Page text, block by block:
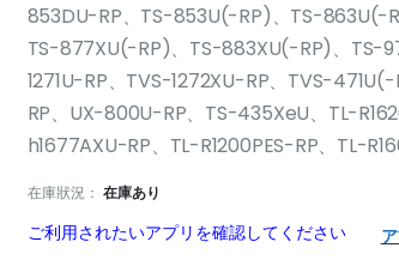
853DU-RP、TS-853U(-RP)、TS-863U(-
TS-877XU(-RP)、TS-883XU(-RP)、TS-
1271U-RP、TVS-1272XU-RP、TVS-
RP、UX-800U-RP、TS-435XeU、TL-
h1677AXU-RP、TL-R1200PES-RP、TL-
在庫狀況： 在庫あり
ご利用されたいアプリを確認してください